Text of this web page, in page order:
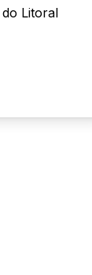
Litoral